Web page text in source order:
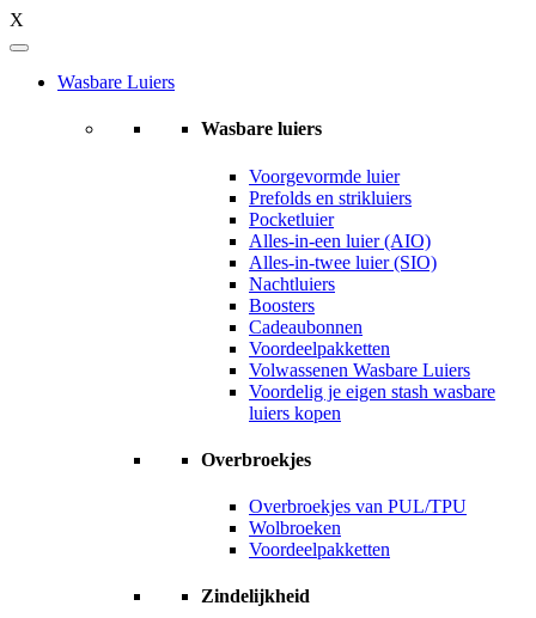
X
Wasbare Luiers
Wasbare luiers
Voorgevormde luier
Prefolds en strikluiers
Pocketluier
Alles-in-een luier (AIO)
Alles-in-twee luier (SIO)
Nachtluiers
Boosters
Cadeaubonnen
Voordeelpakketten
Volwassenen Wasbare Luiers
Voordelig je eigen stash wasbare
luiers kopen
Overbroekjes
Overbroekjes van PUL/TPU
Wolbroeken
Voordeelpakketten
Zindelijkheid